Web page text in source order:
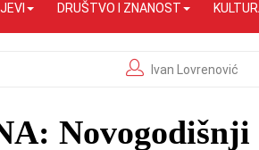
DRUŠTVO I ZNANOST
Ivan Lovrenović
Novogodišnji